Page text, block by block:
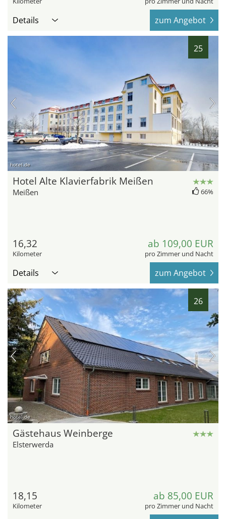
Details zum Angebot
25
hotel.de
Hotel Alte Klavierfabrik Meißen
Meißen 66%
16,32
Kilometer
ab 109,00 EUR
pro Zimmer und Nacht
Details zum Angebot
26
hotel.de
Gästehaus Weinberge
Elsterwerda
18,15
Kilometer
ab 85,00 EUR
pro Zimmer und Nacht